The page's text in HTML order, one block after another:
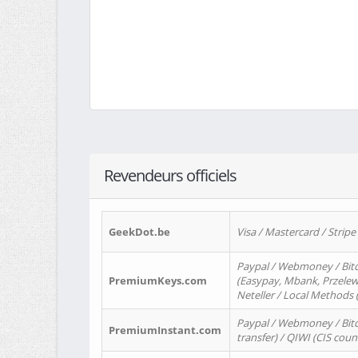
Revendeurs officiels
GeekDot.be Visa / Mastercard / Stripe
PremiumKeys.com
Paypal / Webmoney /
(Easypay, Mbank,
Neteller / Local Methods
PremiumInstant.com
Paypal / Webmoney /
transfer) / QIWI (CIS